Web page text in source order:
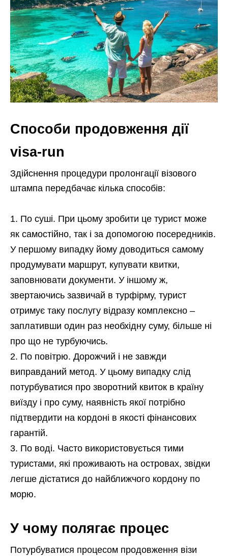
Способи продовження дії
visa-run
Здійснення процедури пролонгації візового
штампа передбачає кілька способів:
По суші. При цьому зробити це турист може
як самостійно, так і за допомогою посередників.
У першому випадку йому доводиться самому
продумувати маршрут, купувати квитки,
заповнювати документи. У іншому ж,
звертаючись зазвичай в турфірму, турист
отримує таку послугу відразу комплексно –
заплативши один раз необхідну суму, більше ні
про що не турбуючись.
По повітрю. Дорожчий і не завжди
виправданий метод. У цьому випадку слід
потурбуватися про зворотний квиток в країну
виїзду і про суму, наявність якої потрібно
підтвердити на кордоні в якості фінансових
гарантій.
По воді. Часто використовується тими
туристами, які проживають на островах, звідки
легше дістатися до найближчого кордону по
морю.
У чому полягає процес
Потурбуватися процесом продовження візи